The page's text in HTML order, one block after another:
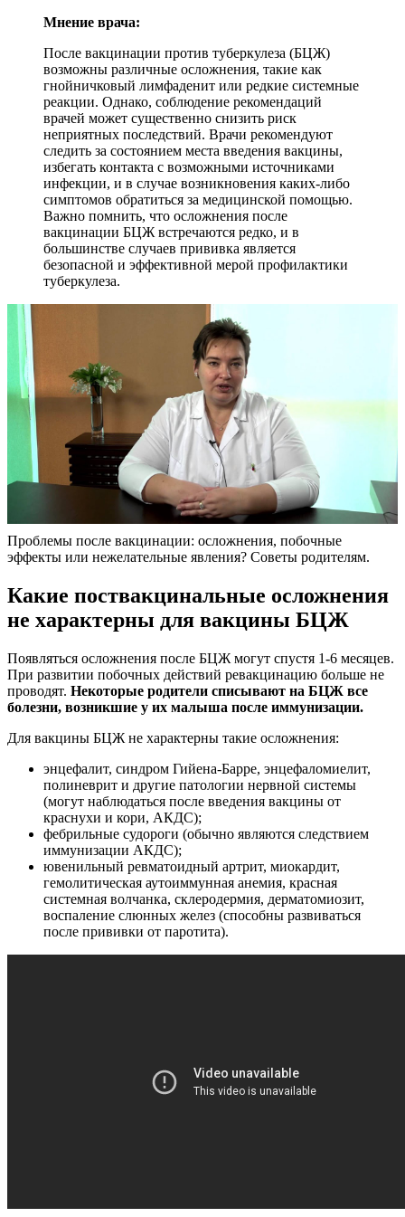
Мнение врача:
После вакцинации против туберкулеза (БЦЖ)
возможны различные осложнения, такие как
гнойничковый лимфаденит или редкие системные
реакции. Однако, соблюдение рекомендаций
врачей может существенно снизить риск
неприятных последствий. Врачи рекомендуют
следить за состоянием места введения вакцины,
избегать контакта с возможными источниками
инфекции, и в случае возникновения каких-либо
симптомов обратиться за медицинской помощью.
Важно помнить, что осложнения после
вакцинации БЦЖ встречаются редко, и в
большинстве случаев прививка является
безопасной и эффективной мерой профилактики
туберкулеза.
Проблемы после вакцинации: осложнения, побочные
эффекты или нежелательные явления? Советы родителям.
Какие поствакцинальные осложнения
не характерны для вакцины БЦЖ
Появляться осложнения после БЦЖ могут спустя 1-6 месяцев.
При развитии побочных действий ревакцинацию больше не
проводят. Некоторые родители списывают на БЦЖ все
болезни, возникшие у их малыша после иммунизации.
Для вакцины БЦЖ не характерны такие осложнения:
энцефалит, синдром Гийена-Барре, энцефаломиелит,
полиневрит и другие патологии нервной системы
(могут наблюдаться после введения вакцины от
краснухи и кори, АКДС);
фебрильные судороги (обычно являются следствием
иммунизации АКДС);
ювенильный ревматоидный артрит, миокардит,
гемолитическая аутоиммунная анемия, красная
системная волчанка, склеродермия, дерматомиозит,
воспаление слюнных желез (способны развиваться
после прививки от паротита).